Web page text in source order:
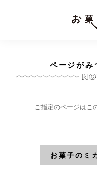
ページがみ
ご指定のページはこ
お菓子のミ